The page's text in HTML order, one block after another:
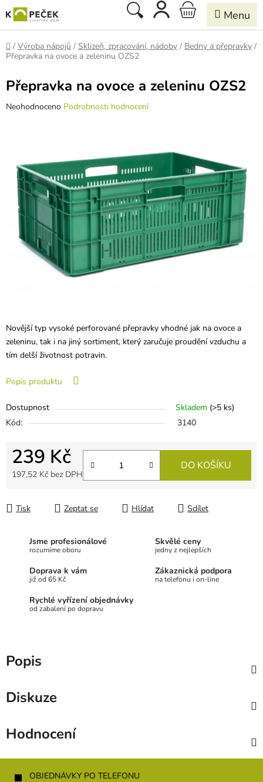
na
obsah
Hledat
NÁKUPNÍ
KOŠÍK
Domů
/ Výroba nápojů / Sklizeň, zpracování, nádoby / Bedny a přepravky /
Přepravka na ovoce a zeleninu OZS2
Novější typ vysoké perforované přepravky vhodné jak na ovoce a
zeleninu, tak i na jiný sortiment, který zaručuje proudění vzduchu a
tím delší životnost potravin.
Popis produktu
Dostupnost Skladem (>5 ks)
Kód:
3140
239 Kč
197,52 Kč bez DPH
DO KOŠÍKU
Tisk Zeptat se Hlídat Sdílet
Přepravka na ovoce a zeleninu OZS2
Průměrné
hvězdiček.
Neohodnoceno Podrobnosti hodnocení
Jsme profesionálové
rozumíme oboru
Skvělé ceny
jedny z nejlepších
Doprava k vám
již od 65 Kč
Zákaznická podpora
na telefonu i on-line
Rychlé vyřízení objednávky
od zabalení po dopravu
Popis
Diskuze
Hodnocení
OBJEDNÁVKY PO TELEFONU